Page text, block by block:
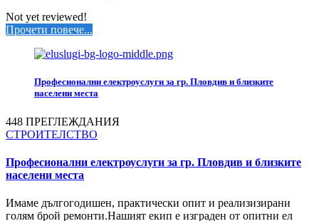
Not yet reviewed!
Прочети повече...
Професионални електроуслуги за гр. Пловдив и близките
населени места
448 ПРЕГЛЕЖДАНИЯ
СТРОИТЕЛСТВО
Професионални електроуслуги за гр. Пловдив и близките
населени места
Имаме дългогодишен, практически опит и реализизирани
голям брой ремонти.Нашият екип е изграден от опитни ел